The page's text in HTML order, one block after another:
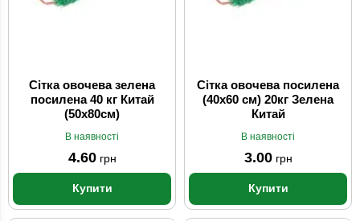
Сітка овочева зелена
посилена 40 кг Китай
(50х80см)
В наявності
4.60грн
Купити
Сітка овочева посилена
(40х60 см) 20кг Зелена
Китай
В наявності
3.00грн
Купити